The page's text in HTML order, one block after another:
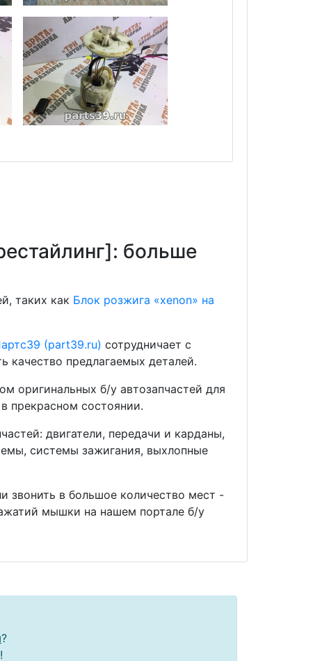
больше
таких как Блок розжига «хenon» на
(part39.ru) сотрудничает с
качество предлагаемых деталей.
оригинальных б/у автозапчастей для
прекрасном состоянии.
двигатели, передачи и карданы,
системы зажигания, выхлопные
звонить в большое количество мест -
мышки на нашем портале б/у
?